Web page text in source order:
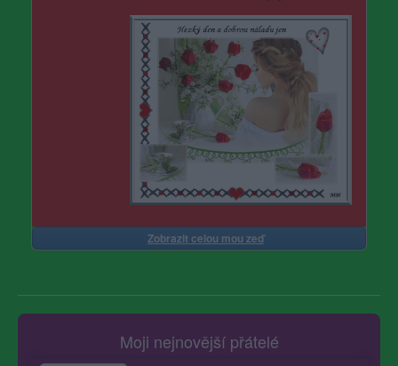
Zobrazit celou mou zeď
Moji nejnovější přátelé